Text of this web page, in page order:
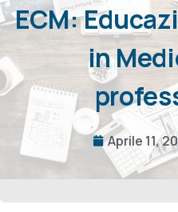
ECM:
in
Aprile 11,